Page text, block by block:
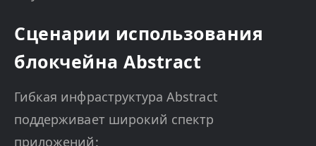
Сценарии использования
блокчейна Abstract
Гибкая инфраструктура Abstract
поддерживает широкий спектр
приложений: